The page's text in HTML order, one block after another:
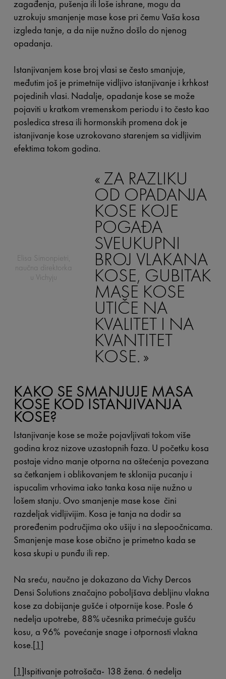
zagađenja, pušenja ili loše ishrane, mogu da
uzrokuju smanjenje mase kose pri čemu Vaša kosa
izgleda tanje, a da nije nužno došlo do njenog
opadanja.
Istanjivanjem kose broj vlasi se često smanjuje,
međutim još je primetnije vidljivo istanjivanje i krhkost
pojedinih vlasi. Nadalje, opadanje kosese može
pojaviti u kratkom vremenskom periodu i to često kao
posledica stresa ili hormonskih promena dok je
istanjivanje kose uzrokovano starenjem sa vidljivim
efektima tokom godina.
ZA RAZLIKU
OD OPADANJA
KOSE KOJE
POGAĐA
SVEUKUPNI
BROJ VLAKANA
KOSE, GUBITAK
MASE KOSE
UTIČE NA
KVALITET I NA
KVANTITET
KOSE.
Elisa Simonpietri,
naučna direktorka
u Vichyju
KAKO SE SMANJUJE MASA
KOSE KOD ISTANJIVANJA
KOSE?
Istanjivanje kose se može pojavljivati tokom više
godina kroz nizove uzastopnih faza. U početku kosa
postaje vidno manje otporna na oštećenja povezana
sa četkanjem i oblikovanjem te sklonija pucanju i
ispucalim vrhovima iako tanka kosa nije nužno u
lošem stanju. Ovo smanjenje mase kose čini
razdeljak vidljivijim. Kosa je tanja na dodir sa
proređenim područjima oko ušiju i na slepoočnicama.
Smanjenje mase kose obično je primetno kada se
kosa skupi u punđu ili rep.
Na sreću, naučno je dokazano da Vichy Dercos
Densi Solutions značajno poboljšava debljinu vlakna
kose za dobijanje gušće i otpornije kose. Posle 6
nedelja upotrebe, 88% učesnika primećuje gušću
kosu, a 96% povećanje snage i otpornosti vlakna
kose.[1]
[1]Ispitivanje potrošača- 138 žena. 6 nedelja